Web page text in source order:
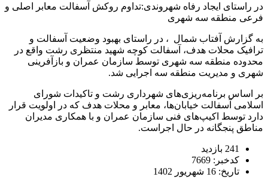
در راستای ایجاد رفاه شهروندی:تداوم روکش آسفالت معابر اصلی و
فرعی منطقه سه شهری
به گزارش آفتاب شمال ، در راستای بهبود وضعیت آسفالت و
ترافیک محلات هدف، آسفالت کوچه شهید منتظری رشت واقع در
محدوده منطقه سه شهری توسط سازمان عمران و بازآفرینی
شهری و مدیریت منطقه سه اجرایی شد.
بر اساس برنامه‌ریزی‌های شهرداری رشت و تاکیدات شورای
اسلامی آسفالت خیابان‌ها، معابر و محلات هدف که در اولویت قرار
دارد توسط اکیپ‌های فنی سازمان عمران و با همکاری مدیران
مناطق پنجگانه در حال اجراست.
241 بازدید
کدخبر: 7669
تاریخ: 16 شهریور 1402